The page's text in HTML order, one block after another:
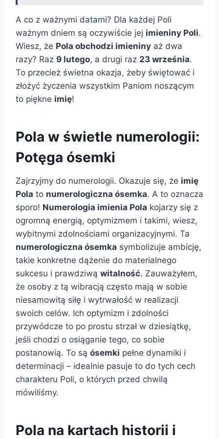
A co z ważnymi datami? Dla każdej Poli
ważnym dniem są oczywiście jej imieniny Poli.
Wiesz, że Pola obchodzi imieniny aż dwa
razy? Raz 9 lutego, a drugi raz 23 września.
To przecież świetna okazja, żeby świętować i
złożyć życzenia wszystkim Paniom noszącym
to piękne imię!
Pola w świetle numerologii:
Potęga ósemki
Zajrzyjmy do numerologii. Okazuje się, że imię
Pola to numerologiczna ósemka. A to oznacza
sporo! Numerologia imienia Pola kojarzy się z
ogromną energią, optymizmem i takimi, wiesz,
wybitnymi zdolnościami organizacyjnymi. Ta
numerologiczna ósemka symbolizuje ambicję,
takie konkretne dążenie do materialnego
sukcesu i prawdziwą witalność. Zauważyłem,
że osoby z tą wibracją często mają w sobie
niesamowitą siłę i wytrwałość w realizacji
swoich celów. Ich optymizm i zdolności
przywódcze to po prostu strzał w dziesiątkę,
jeśli chodzi o osiąganie tego, co sobie
postanowią. To są ósemki pełne dynamiki i
determinacji – idealnie pasuje to do tych cech
charakteru Poli, o których przed chwilą
mówiliśmy.
Pola na kartach historii i